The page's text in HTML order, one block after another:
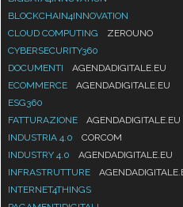
BLOCKCHAIN4INNOVATION
CLOUD COMPUTING
ZEROUNO
CYBERSECURITY360
DOCUMENTI
AGENDADIGITALE.EU
ECOMMERCE
AGENDADIGITALE.EU
ESG360
FATTURAZIONE
AGENDADIGITALE.EU
INDUSTRIA 4.0
CORCOM
INDUSTRY 4.0
AGENDADIGITALE.EU
INFRASTRUTTURE
INTERNET4THINGS